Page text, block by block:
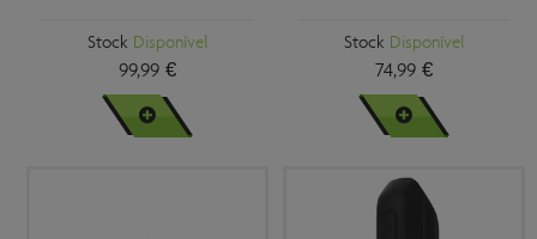
Stock Disponível
99,99 €
VER MAIS
Stock Disponível
74,99 €
VER MAIS